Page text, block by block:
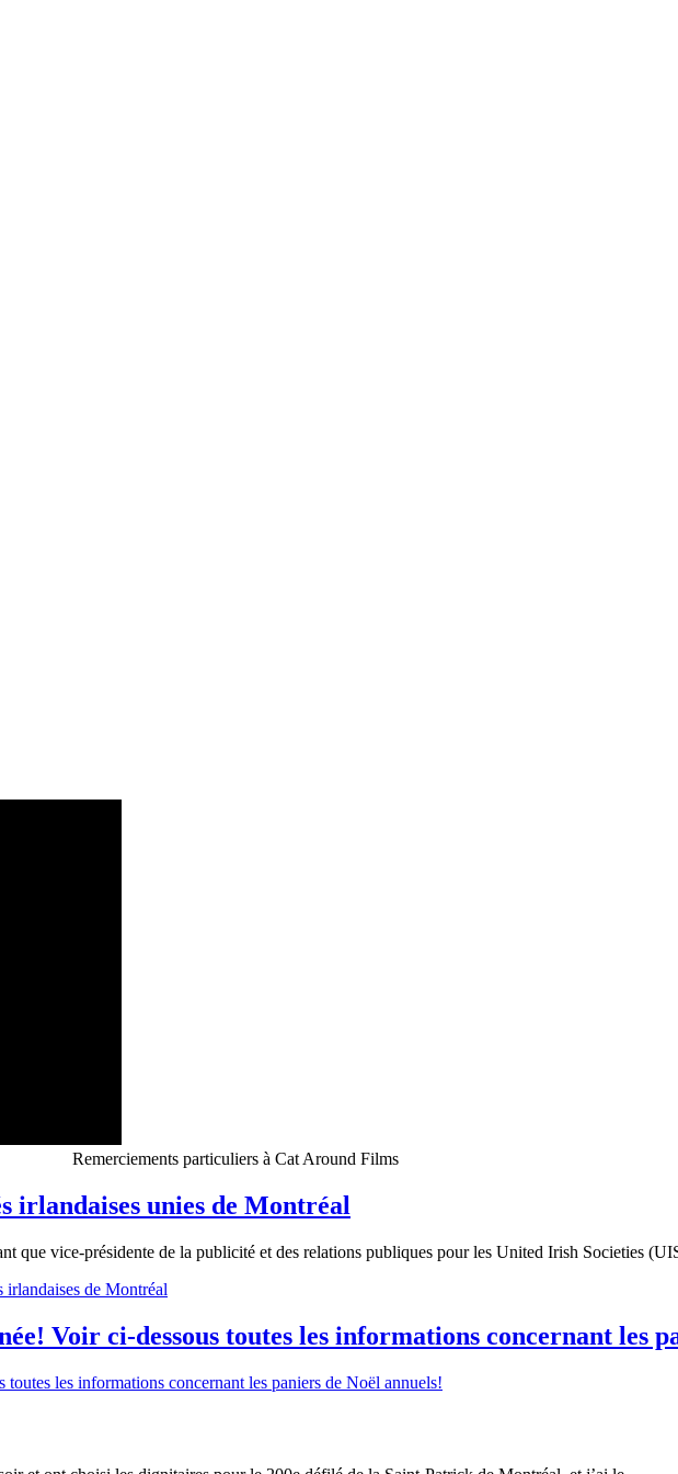
Remerciements particuliers à Cat Around Films
irlandaises unies de Montréal
que vice-présidente de la publicité et des relations publiques pour les United Irish Societies
de Montréal
Voir ci-dessous toutes les informations concernant les
les informations concernant les paniers de Noël annuels!